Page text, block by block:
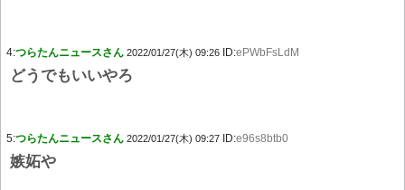
4:つらたんニュースさん 2022/01/27(木) 09:26 ID:ePWbFsLdM
どうでもいいやろ
5:つらたんニュースさん 2022/01/27(木) 09:27 ID:e96s8btb0
嫉妬や